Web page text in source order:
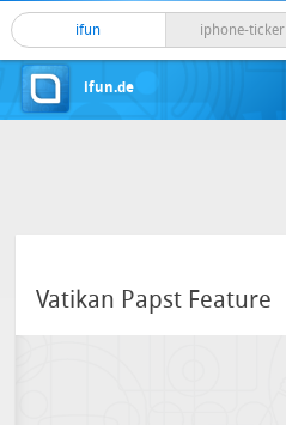
ifun iphone-ticker
ifun.de
Vatikan Papst Feature